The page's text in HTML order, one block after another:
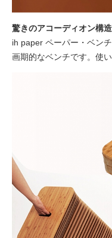
驚きのアコーディオン構造
ih paper ペーパー・ベン
画期的なベンチです。使